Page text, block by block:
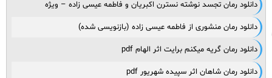
دانلود رمان تجسد نوشته نسترن اکبریان و فاطمه عیسی زاده – ویژه
دانلود رمان منشوری از فاطمه عیسی زاده (بازنویسی شده)
دانلود رمان گریه میکنم برایت اثر الهام pdf
دانلود رمان شاهان اثر سپیده شهریور pdf